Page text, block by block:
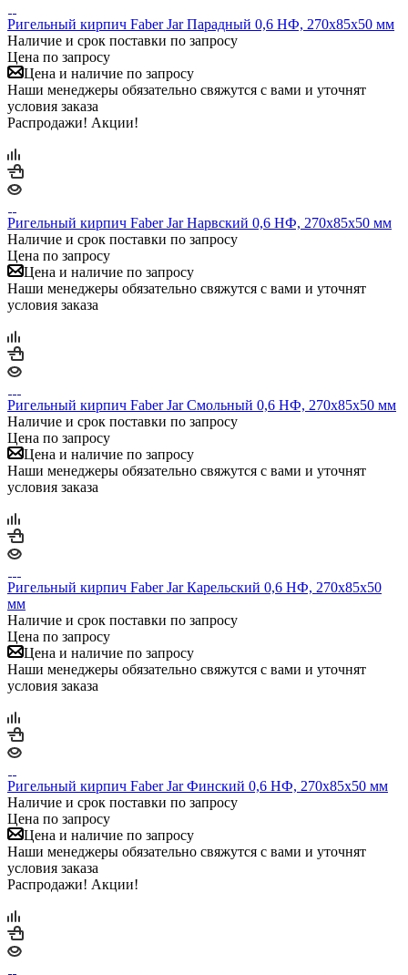
Ригельный кирпич Faber Jar Парадный 0,6 НФ, 270х85х50 мм
Наличие и срок поставки по запросу
Цена по запросу
Цена и наличие по запросу
Наши менеджеры обязательно свяжутся с вами и уточнят
условия заказа
Распродажи! Акции!
Ригельный кирпич Faber Jar Нарвский 0,6 НФ, 270х85х50 мм
Наличие и срок поставки по запросу
Цена по запросу
Цена и наличие по запросу
Наши менеджеры обязательно свяжутся с вами и уточнят
условия заказа
Ригельный кирпич Faber Jar Смольный 0,6 НФ, 270х85х50 мм
Наличие и срок поставки по запросу
Цена по запросу
Цена и наличие по запросу
Наши менеджеры обязательно свяжутся с вами и уточнят
условия заказа
Ригельный кирпич Faber Jar Карельский 0,6 НФ, 270х85х50
мм
Наличие и срок поставки по запросу
Цена по запросу
Цена и наличие по запросу
Наши менеджеры обязательно свяжутся с вами и уточнят
условия заказа
Ригельный кирпич Faber Jar Финский 0,6 НФ, 270х85х50 мм
Наличие и срок поставки по запросу
Цена по запросу
Цена и наличие по запросу
Наши менеджеры обязательно свяжутся с вами и уточнят
условия заказа
Распродажи! Акции!